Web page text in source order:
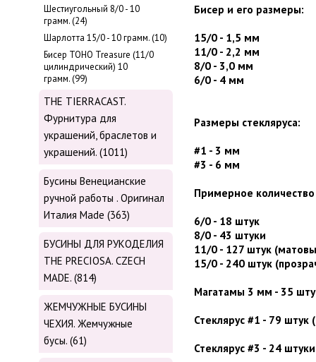
Шестиугольный 8/0 - 10
грамм. (24)
Шарлотта 15/0 - 10 грамм. (10)
Бисер ТОНО Treasure (11/0
цилиндрический) 10
грамм. (99)
THE TIERRACAST.
Фурнитура для
украшений, браслетов и
украшений. (1011)
Бусины Венецианские
ручной работы . Оригинал
Италия Made (363)
БУСИНЫ ДЛЯ РУКОДЕЛИЯ
THE PRECIOSA. CZECH
MADE. (814)
ЖЕМЧУЖНЫЕ БУСИНЫ
ЧЕХИЯ. Жемчужные
бусы. (61)
Бисер и его размеры:
15/0 - 1,5 мм
11/0 - 2,2 мм
8/0 - 3,0 мм
6/0 - 4 мм
Размеры стекляруса:
#1 - 3 мм
#3 - 6 мм
Примерное
6/0 - 18 штук
8/0 - 43 штуки
11/0 - 127 штук
15/0 - 240 штук
Магатамы 3 мм - 35
Стеклярус #1 - 79 штук
Стеклярус #3 - 24